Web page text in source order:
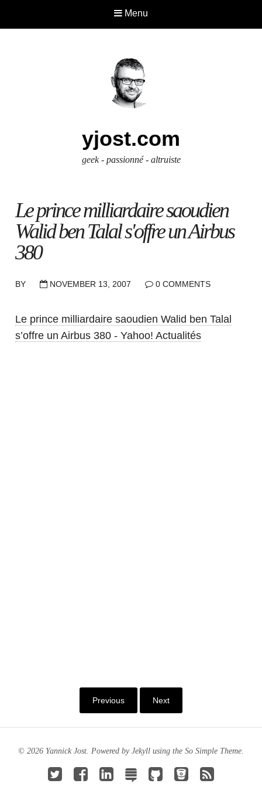
Menu
yjost.com
geek - passionné - altruiste
Le prince milliardaire saoudien
Walid ben Talal s'offre un Airbus
380
BY NOVEMBER 13, 2007 0 COMMENTS
Le prince milliardaire saoudien Walid ben Talal
s’offre un Airbus 380 - Yahoo! Actualités
Previous Next
© 2026 Yannick Jost. Powered by Jekyll using the So Simple Theme.